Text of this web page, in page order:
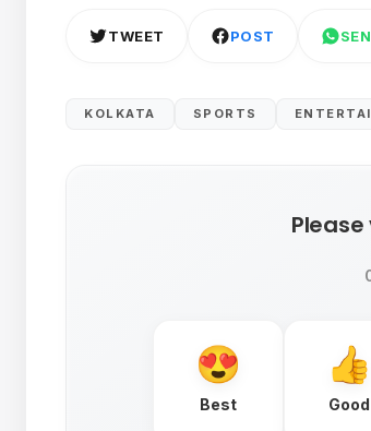
TWEET POST
KOLKATA SPORTS
Best Good